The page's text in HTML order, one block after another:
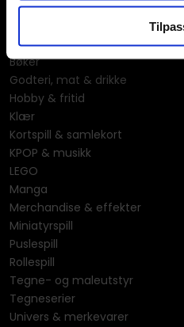
Brettspill
Bøker
Godteri, mat & drikke
Hobby & fritid
Klær
Kortspill & samlekort
KPOP & musikk
LEGO
Manga
Merchandise & effekter
Miniatyrspill
Puslespill
Rollespill
Tegne- og maleutstyr
Tegneserier
Univers & merkevarer